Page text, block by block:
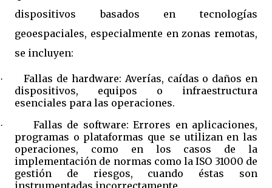
dispositivos basados en tecnologías
geoespaciales, especialmente en zonas remotas,
se incluyen:
·
Fallas de hardware: Averías, caídas o daños en
dispositivos, equipos o infraestructura
esenciales para las operaciones.
·
Fallas de software: Errores en aplicaciones,
programas o plataformas que se utilizan en las
operaciones, como en los casos de la
implementación de normas como la ISO 31000 de
gestión de riesgos, cuando éstas son
instrumentadas incorrectamente.